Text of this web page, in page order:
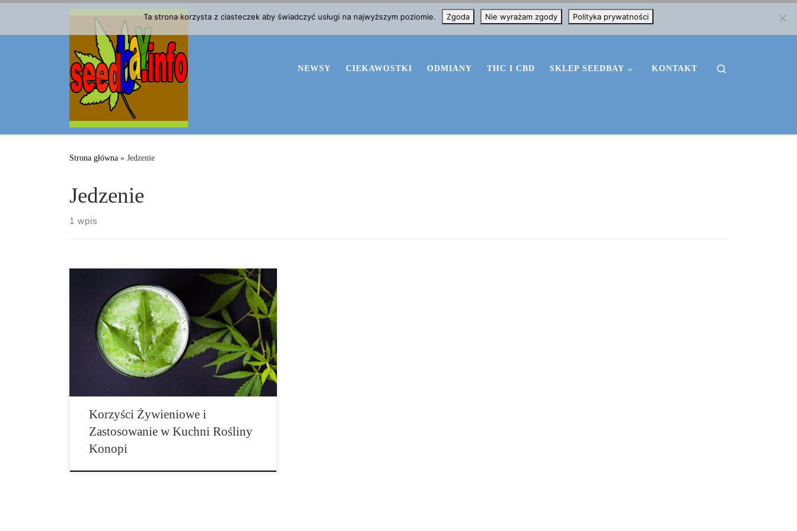
NEWSY CIEKAWOSTKI ODMIANY THC I CBD SKLEP SEEDBAY KONTAKT
Strona główna » Jedzenie
Jedzenie
1 wpis
Konopie zyskały w ostatnich latach wiele uwagi jako
produkt spożywczy. Nasiona konopi pozyskane z
rośliny konopi są bogate w składniki […]
Korzyści Żywieniowe i
Zastosowanie w Kuchni Rośliny
Konopi
Ta strona korzysta z ciasteczek aby świadczyć usługi na najwyższym poziomie. Zgoda Nie wyrażam zgody Polityka prywatności